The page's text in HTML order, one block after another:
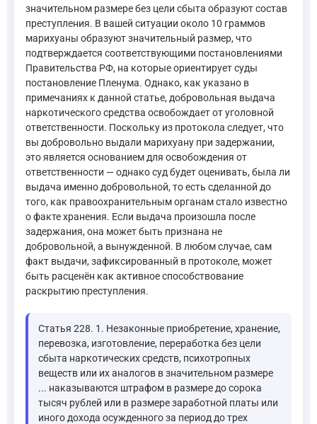
значительном размере без цели сбыта образуют состав
преступления. В вашей ситуации около 10 граммов
марихуаны образуют значительный размер, что
подтверждается соответствующими постановлениями
Правительства РФ, на которые ориентирует суды
постановление Пленума. Однако, как указано в
примечаниях к данной статье, добровольная выдача
наркотического средства освобождает от уголовной
ответственности. Поскольку из протокола следует, что
вы добровольно выдали марихуану при задержании,
это является основанием для освобождения от
ответственности — однако суд будет оценивать, была ли
выдача именно добровольной, то есть сделанной до
того, как правоохранительным органам стало известно
о факте хранения. Если выдача произошла после
задержания, она может быть признана не
добровольной, а вынужденной. В любом случае, сам
факт выдачи, зафиксированный в протоколе, может
быть расценён как активное способствование
раскрытию преступления.
Статья 228. 1. Незаконные приобретение, хранение,
перевозка, изготовление, переработка без цели
сбыта наркотических средств, психотропных
веществ или их аналогов в значительном размере
... наказываются штрафом в размере до сорока
тысяч рублей или в размере заработной платы или
иного дохода осужденного за период до трех